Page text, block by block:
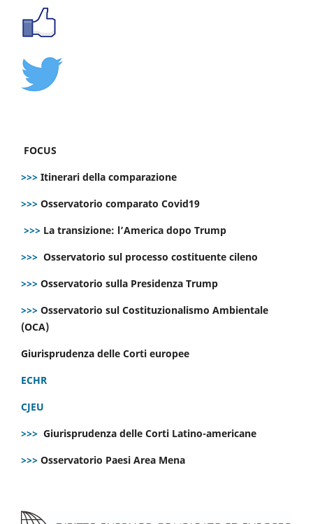
FOCUS
>>> Itinerari della comparazione
>>> Osservatorio comparato Covid19
>>> La transizione: l’America dopo Trump
>>> Osservatorio sul processo costituente cileno
>>> Osservatorio sulla Presidenza Trump
>>> Osservatorio sul Costituzionalismo Ambientale
(OCA)
Giurisprudenza delle Corti europee
ECHR
CJEU
>>> Giurisprudenza delle Corti Latino-americane
>>> Osservatorio Paesi Area Mena